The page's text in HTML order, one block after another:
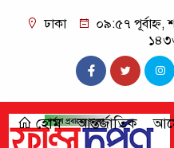
ঢাকা
০৯:৫৭ পূর্বাহ্ন,
হোম আন্তর্জাতিক